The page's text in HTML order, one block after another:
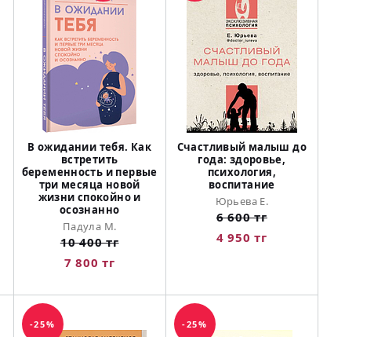
В ожидании тебя. Как
встретить
беременность и первые
три месяца новой
жизни спокойно и
осознанно
Падула М.
10 400 тг
7 800 тг
Счастливый малыш до
года: здоровье,
психология,
воспитание
Юрьева Е.
6 600 тг
4 950 тг
-25% -25%